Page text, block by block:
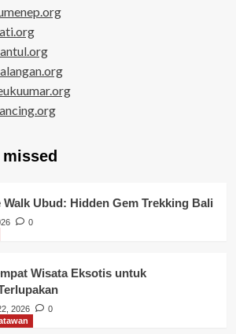
Ubud: Hidden Gem Trekking Bali
0
Wisata Eksotis untuk
2026
0